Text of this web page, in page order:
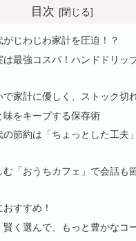
目次
がじわじわ家計を圧迫！？
は最強コスパ！ハンドドリッ
で家計に優しく、ストック切
味をキープする保存術
の節約は「ちょっとした工夫
む「おうちカフェ」で会話も
すすめ！
賢く選んで、もっと豊かなコ